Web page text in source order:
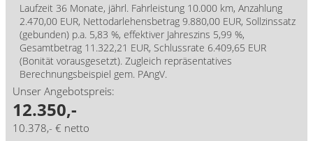
Laufzeit 36 Monate, jährl. Fahrleistung 10.000 km, Anzahlung
2.470,00 EUR, Nettodarlehensbetrag 9.880,00 EUR, Sollzinssatz
(gebunden) p.a. 5,83 %, effektiver Jahreszins 5,99 %,
Gesamtbetrag 11.322,21 EUR, Schlussrate 6.409,65 EUR
(Bonität vorausgesetzt). Zugleich repräsentatives
Berechnungsbeispiel gem. PAngV.
Unser Angebotspreis:
12.350,-
10.378,- € netto